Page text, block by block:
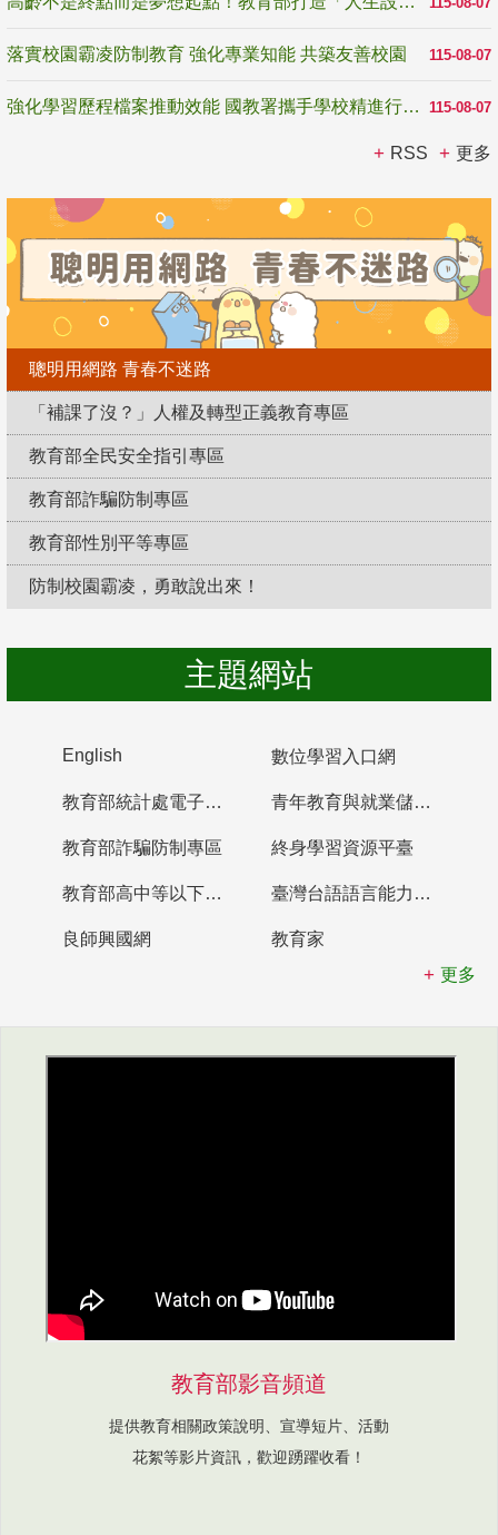
115-08-07
落實校園霸凌防制教育 強化專業知能 共築友善校園
115-08-07
強化學習歷程檔案推動效能 國教署攜手學校精進行政與教學支持
RSS 更多
聰明用網路 青春不迷路
「補課了沒？」人權及轉型正義教育專區
教育部全民安全指引專區
教育部詐騙防制專區
教育部性別平等專區
防制校園霸凌，勇敢說出來！
主題網站
English 數位學習入口網
教育部統計處電子書櫃 青年教育與就業儲蓄帳戶
教育部詐騙防制專區 終身學習資源平臺
教育部高中等以下學校及幼兒園教師資格檢定考試 臺灣台語語言能力認證網站
良師興國網
教育家
更多
教育部影音頻道
提供教育相關政策說明、宣導短片、活動
花絮等影片資訊，歡迎踴躍收看！